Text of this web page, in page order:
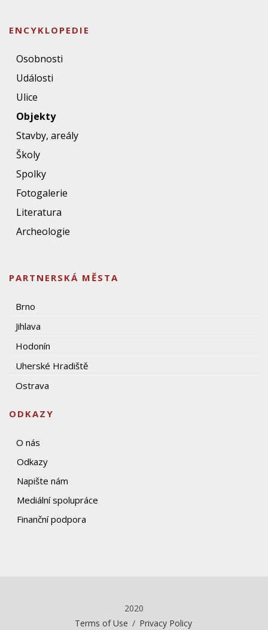
ENCYKLOPEDIE
Osobnosti
Události
Ulice
Objekty
Stavby, areály
Školy
Spolky
Fotogalerie
Literatura
Archeologie
PARTNERSKÁ MĚSTA
Brno
Jihlava
Hodonín
Uherské Hradiště
Ostrava
ODKAZY
O nás
Odkazy
Napište nám
Mediální spolupráce
Finanční podpora
2020
Terms of Use / Privacy Policy